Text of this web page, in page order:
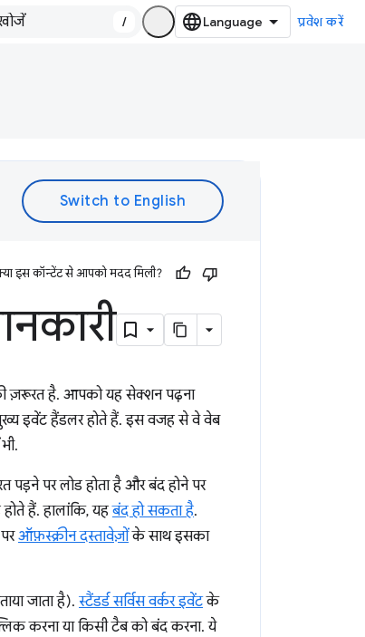
/ प्रवेश करें
इस कॉन्टेंट से आपको मदद मिली?
ज़रूरत है. आपको यह सेक्शन पढ़ना
मुख्य इवेंट हैंडलर होते हैं. इस वजह से वे वेब
पड़ने पर लोड होता है और बंद होने पर
हैं. हालांकि, यहबंद हो सकता है.
ऑफ़स्क्रीन दस्तावेज़ोंके साथ इसका
जाता है). स्टैंडर्ड सर्विस वर्कर इवेंटके
करना या किसी टैब को बंद करना. ये